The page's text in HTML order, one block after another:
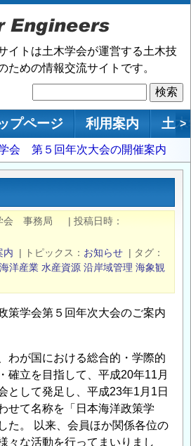
イトは土木学会が運営する土木技
ための情報交流サイトです。
索
プページ 利用案内 土 >
会 第５回年次大会の開催案内
会 事務局 | 投稿日時
内 | トピックス お知らせ | タグ
海洋産業 水産資源 沿岸域管理 海象観
策学会第５回年次大会のご案内
わが国における総合的・学際的
確立を目指して、平成20年11月
として発足し、平成23年1月1日
せて名称を「日本海洋政策学
た。 以来、会員ほか関係各位の
々な活動を行ってまいりまし